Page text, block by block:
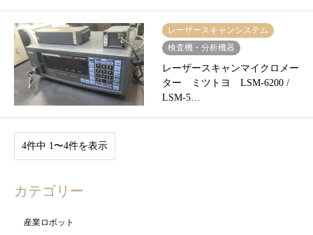
レーザースキャンシステム
検査機・分析機器
レーザースキャンマイクロメー
ター ミツトヨ LSM-6200 /
LSM-5…
4件中 1〜4件を表示
カテゴリー
産業ロボット